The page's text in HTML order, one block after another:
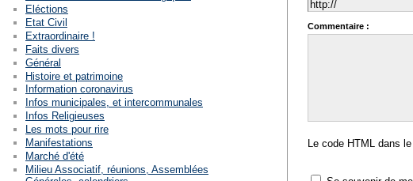
Commentaire :
Le code HTML dans
Eléctions
Etat Civil
Extraordinaire !
Faits divers
Général
Histoire et patrimoine
Information coronavirus
Infos municipales, et intercommunales
Infos Religieuses
Les mots pour rire
Manifestations
Marché d'été
Milieu Associatif, réunions, Assemblées